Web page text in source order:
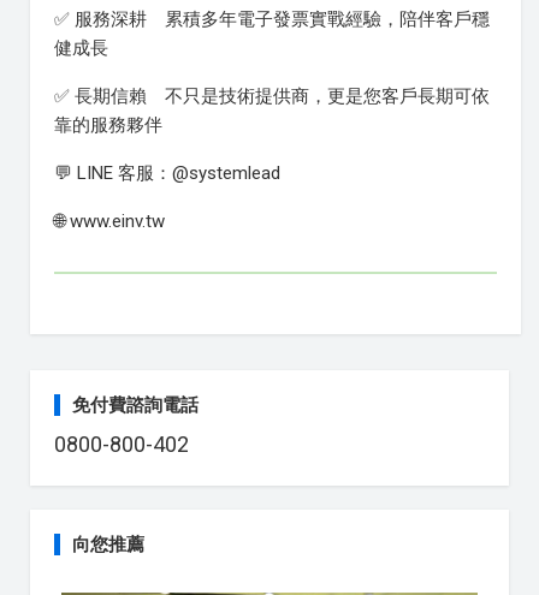
✅ 服務深耕 累積多年電子發票實戰經驗，陪伴客戶穩
健成長
✅ 長期信賴 不只是技術提供商，更是您客戶長期可依
靠的服務夥伴
💬 LINE 客服：@systemlead
🌐 www.einv.tw
免付費諮詢電話
0800-800-402
向您推薦